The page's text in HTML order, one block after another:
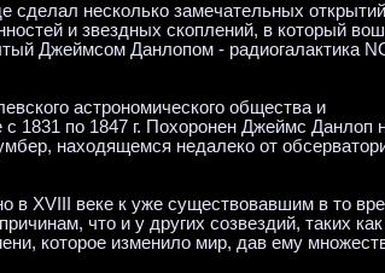
несколько замечательных
и звездных скоплений, в который
Джеймсом Данлопом - радиогалактика
астрономического общества и
1831 по 1847 г. Похоронен Джеймс Данлоп
находящемся недалеко от
в XVIII веке к уже существовавшим в то
что и у других созвездий, таких как
которое изменило мир, дав ему